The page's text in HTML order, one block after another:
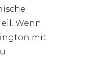
Wenn
mit